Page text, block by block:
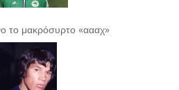
το μακρόσυρτο «αααχ»